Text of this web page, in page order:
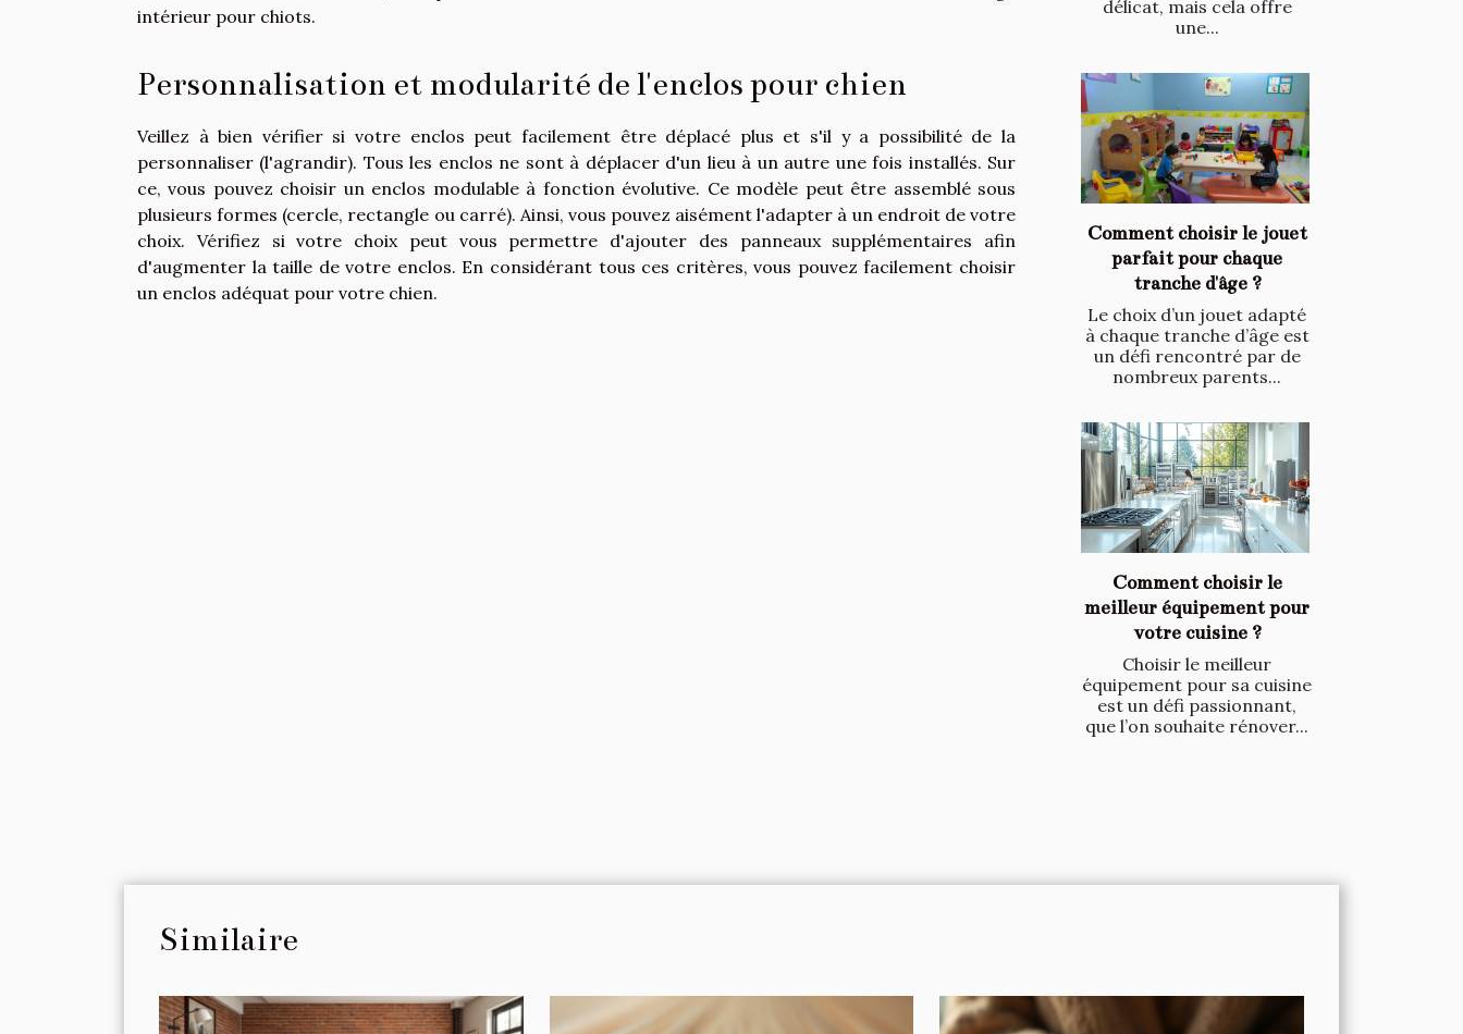
intérieur pour chiots.
Personnalisation et modularité de l'enclos pour chien
Veillez à bien vérifier si votre enclos peut facilement être déplacé plus et s'il y a possibilité de la
personnaliser (l'agrandir). Tous les enclos ne sont à déplacer d'un lieu à un autre une fois installés. Sur
ce, vous pouvez choisir un enclos modulable à fonction évolutive. Ce modèle peut être assemblé sous
plusieurs formes (cercle, rectangle ou carré). Ainsi, vous pouvez aisément l'adapter à un endroit de votre
choix. Vérifiez si votre choix peut vous permettre d'ajouter des panneaux supplémentaires afin
d'augmenter la taille de votre enclos. En considérant tous ces critères, vous pouvez facilement choisir
un enclos adéquat pour votre chien.
délicat, mais cela offre
une...
Comment choisir le jouet
parfait pour chaque
tranche d'âge ?
Le choix d’un jouet adapté
à chaque tranche d’âge est
un défi rencontré par de
nombreux parents...
Comment choisir le
meilleur équipement pour
votre cuisine ?
Choisir le meilleur
équipement pour sa cuisine
est un défi passionnant,
que l’on souhaite rénover...
Similaire